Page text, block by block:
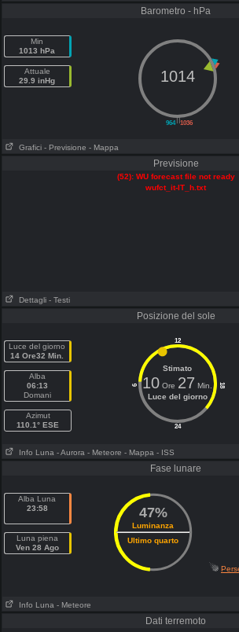
Barometro - hPa
Min
1013 hPa
Attuale
29.9 inHg
||
964 1036
1014
Grafici - Previsione - Mappa
Previsione
(52): WU forecast file not ready
wufct_it-IT_h.txt
Dettagli - Testi
Posizione del sole
Luce del giorno
14 Ore32 Min.
Alba
06:13
Domani
Azimut
110.1° ESE
12
24
6 18
Stimato
10 Ore 27 Min.
Luce del giorno
Info Luna - Aurora - Meteore - Mappa - ISS
Fase lunare
Alba Luna
23:58
Luna piena
Ven 28 Ago
47%
Luminanza
Ultimo quarto
Info Luna - Meteore
Dati terremoto